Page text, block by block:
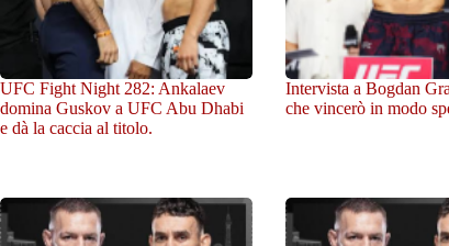
UFC Fight Night 282: Ankalaev
domina Guskov a UFC Abu Dhabi
e dà la caccia al titolo.
Intervista a Bogdan
che vincerò in modo